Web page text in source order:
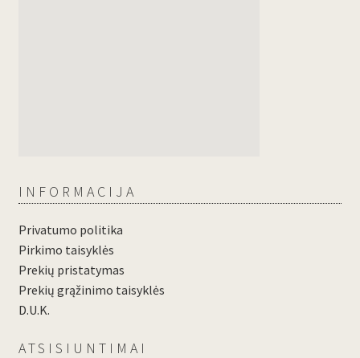
INFORMACIJA
Privatumo politika
Pirkimo taisyklės
Prekių pristatymas
Prekių grąžinimo taisyklės
D.U.K.
ATSISIUNTIMAI